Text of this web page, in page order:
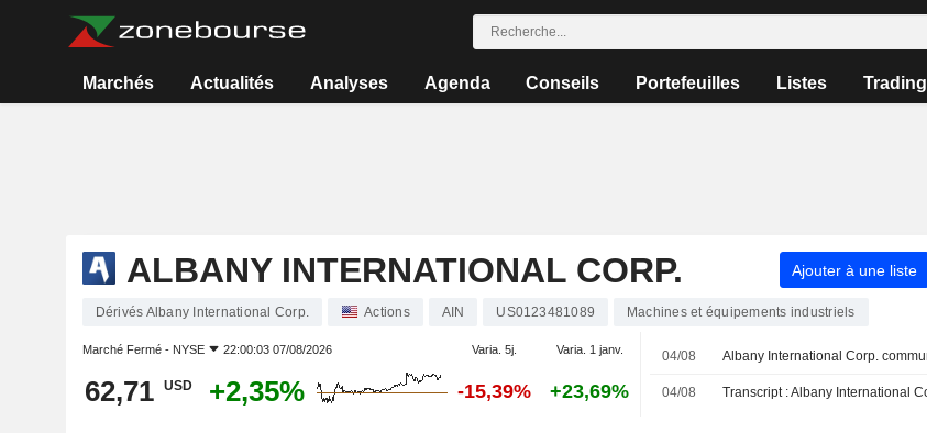
Marchés Actualités Analyses Agenda Conseils Portefeuilles Listes Trading
ALBANY INTERNATIONAL CORP. Ajouter à une liste
Dérivés Albany International Corp. Actions AIN US0123481089 Machines et équipements industriels
Marché Fermé - NYSE 22:00:03 07/08/2026 Varia. 5j. Varia. 1 janv.
62,71 USD +2,35% -15,39% +23,69%
04/08
04/08